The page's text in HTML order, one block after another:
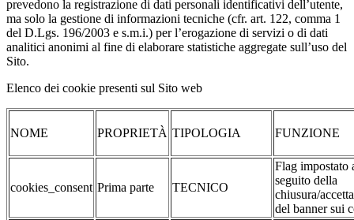
prevedono la registrazione di dati personali identificativi dell’utente,
ma solo la gestione di informazioni tecniche (cfr. art. 122, comma 1
del D.Lgs. 196/2003 e s.m.i.) per l’erogazione di servizi o di dati
analitici anonimi al fine di elaborare statistiche aggregate sull’uso del
Sito.
Elenco dei cookie presenti sul Sito web
NOME PROPRIETÀ TIPOLOGIA FUNZIONE
cookies_consent Prima parte TECNICO
Flag impostato
seguito della
chiusura/
del banner sui